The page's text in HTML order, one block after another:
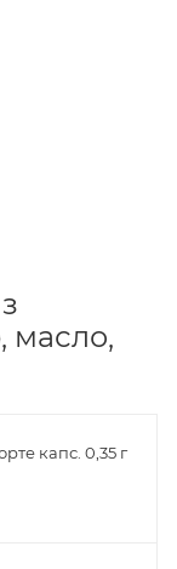
масло,
капс. 0,35 г